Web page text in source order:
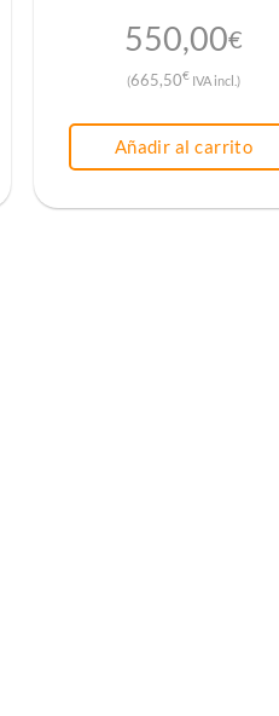
550,00€
(665,50€IVA incl.)
Añadir al carrito